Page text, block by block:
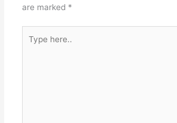
are marked *
here..